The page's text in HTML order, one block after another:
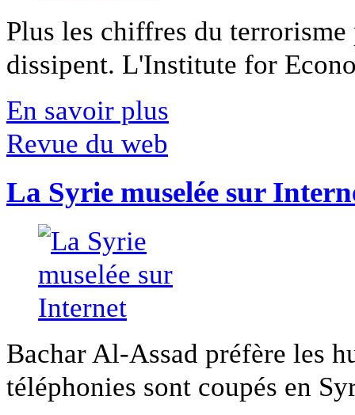
Plus les chiffres du
dissipent. L'Institute for
En savoir plus
Revue du web
La Syrie muselée sur
Bachar Al-Assad préfère les
téléphonies sont coupés en